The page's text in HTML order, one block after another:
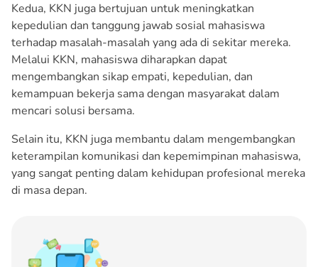
Kedua, KKN juga bertujuan untuk meningkatkan
kepedulian dan tanggung jawab sosial mahasiswa
terhadap masalah-masalah yang ada di sekitar mereka.
Melalui KKN, mahasiswa diharapkan dapat
mengembangkan sikap empati, kepedulian, dan
kemampuan bekerja sama dengan masyarakat dalam
mencari solusi bersama.
Selain itu, KKN juga membantu dalam mengembangkan
keterampilan komunikasi dan kepemimpinan mahasiswa,
yang sangat penting dalam kehidupan profesional mereka
di masa depan.